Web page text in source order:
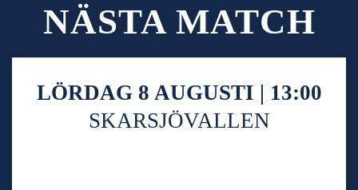
NÄSTA MATCH
LÖRDAG 8 AUGUSTI | 13:00
SKARSJÖVALLEN